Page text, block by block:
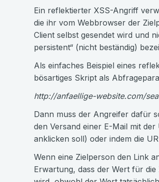
Ein reflektierter XSS-Angriff
die ihr vom Webbrowser der
Client selbst gesendet wird und
persistent“ (nicht beständig)
Als einfaches Beispiel eines
bösartiges Skript als
http://anfaellige-website.com/
Dann muss der Angreifer dafür
den Versand einer E-Mail mit
anklicken soll) oder indem die
Wenn eine Zielperson den Link
Erwartung, dass der Wert für